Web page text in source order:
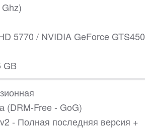
5770 / NVIDIA GeForce GTS450
GB
(DRM-Free - GoG)
- Полная последняя версия +